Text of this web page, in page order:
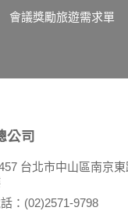
查詢時，伺服器自
予以標示，歸納使
意後，傳送商業性
人識別資料。
公司提供您的個人識
發覺您在網站上的
為您查詢其他使用
會議獎勵旅遊需求單
公司
台北市中山區南京
：(02)2571-9798